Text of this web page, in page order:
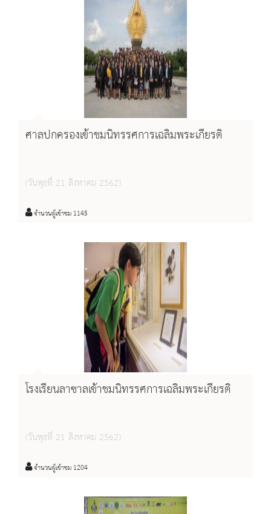
ศาลปกครองเข้าชมนิทรรศการเฉลิมพระเกียรติ
(วันพุธที่ 21 สิงหาคม 2562)
จำนวนผู้เข้าชม 1145
โรงเรียนลาซาลเข้าชมนิทรรศการเฉลิมพระเกียรติ
(วันพุธที่ 21 สิงหาคม 2562)
จำนวนผู้เข้าชม 1204